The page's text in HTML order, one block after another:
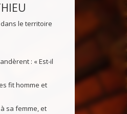
le territoire
: « Est-il
fit homme et
sa femme, et